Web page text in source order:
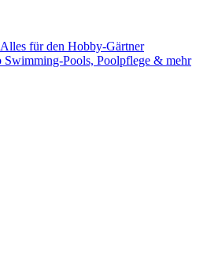
Alles für den Hobby-Gärtner
Swimming-Pools, Poolpflege & mehr